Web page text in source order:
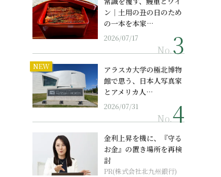
ン｜土用の丑の日のため
の一本を本家…
2026/07/17
No.
NEW
アラスカ大学の極北博物
館で思う、日本人写真家
とアメリカ人…
2026/07/31
No.
金利上昇を機に、『守る
お金』の置き場所を再検
討
PR(株式会社北九州銀行)